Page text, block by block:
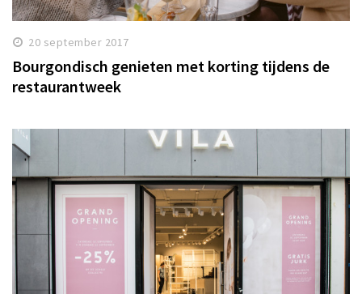
20 september 2017
Bourgondisch genieten met korting tijdens de
restaurantweek